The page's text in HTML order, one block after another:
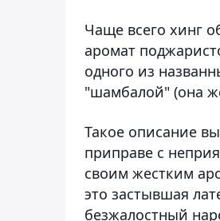
Чаще всего хинг
аромат
одного из
"шамбалой" (она
Такое описание
приправе с
своим жестким
это застывшая
безжалостный